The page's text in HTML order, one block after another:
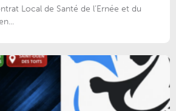
Local de Santé de l’Ernée et du